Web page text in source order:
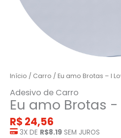
Início / Carro / Eu amo Brotas – I
Adesivo de Carro
Eu amo Brotas -
R$ 24,56
3X DE R$8.19 SEM JUROS